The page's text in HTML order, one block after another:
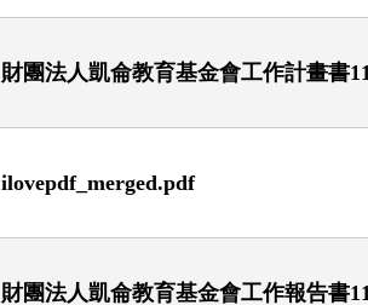
財團法人凱侖教育基金會工作計畫書
ilovepdf_merged.pdf
財團法人凱侖教育基金會工作報告書